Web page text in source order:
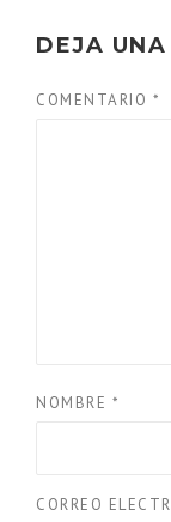
DEJA UNA
COMENTARIO *
NOMBRE *
CORREO